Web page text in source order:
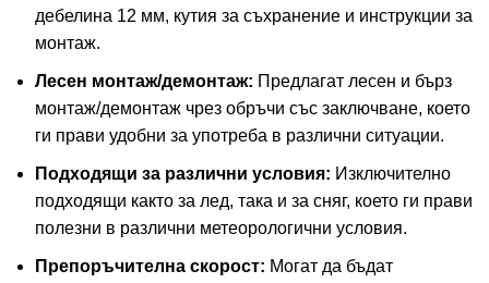
дебелина 12 мм, кутия за съхранение и инструкции за
монтаж.
Лесен монтаж/демонтаж: Предлагат лесен и бърз
монтаж/демонтаж чрез обръчи със заключване, което
ги прави удобни за употреба в различни ситуации.
Подходящи за различни условия: Изключително
подходящи както за лед, така и за сняг, което ги прави
полезни в различни метеорологични условия.
Препоръчителна скорост: Могат да бъдат